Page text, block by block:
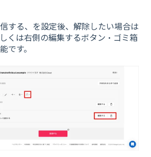
する、を設定後、解除したい場合は
くは右側の編集するボタン・ゴミ箱
です。